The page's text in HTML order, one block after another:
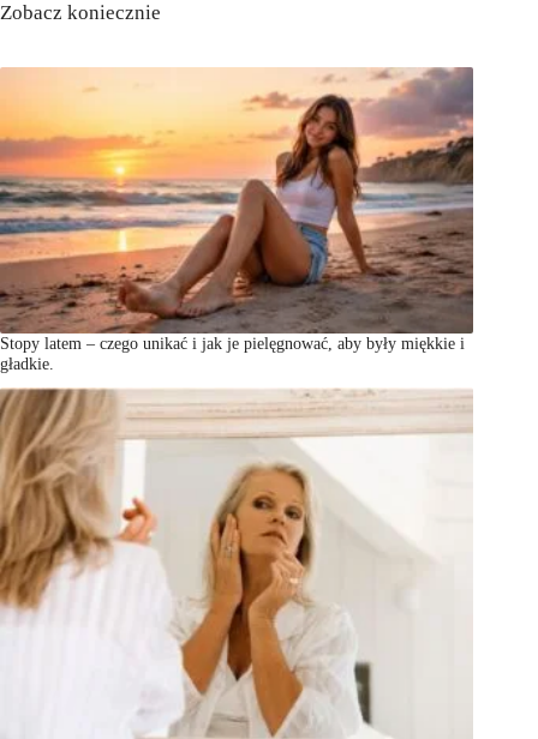
Zobacz koniecznie
Stopy latem – czego unikać i jak je pielęgnować, aby były miękkie i
gładkie.